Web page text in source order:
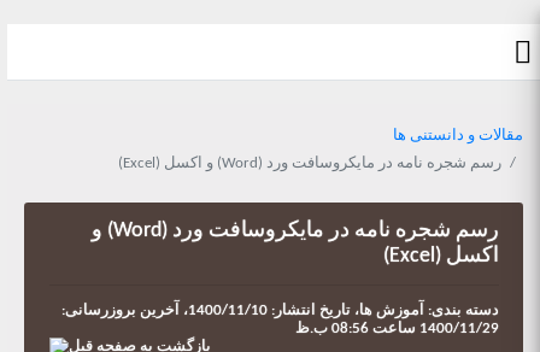
مقالات و دانستنی ها
رسم شجره نامه در مایکروسافت ورد (Word) و اکسل (Excel)
رسم شجره نامه در مایکروسافت ورد (Word) و
اکسل (Excel)
دسته بندی: آموزش ها،
تاریخ انتشار: 1400/11/10، آخرین بروزرسانی:
1400/11/29 ساعت 08:56 ب.ظ